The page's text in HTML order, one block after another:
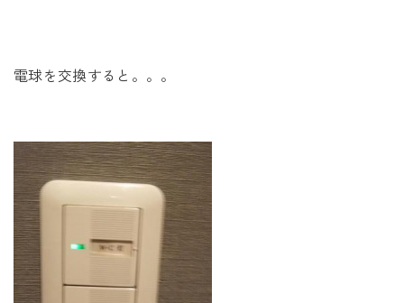
電球を交換すると。。。